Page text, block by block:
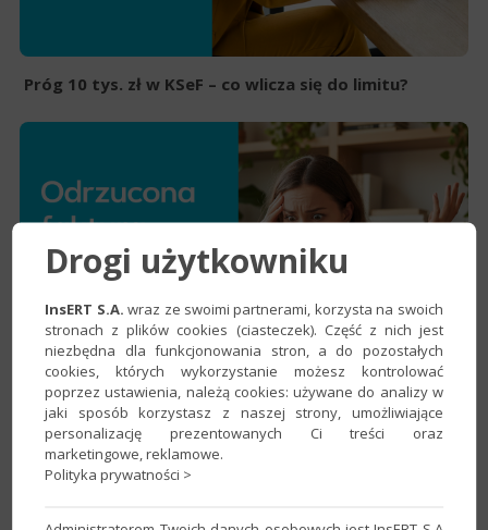
Próg 10 tys. zł w KSeF – co wlicza się do limitu?
Odrzucona faktura w KSeF
Drogi użytkowniku
InsERT S.A. wraz ze swoimi partnerami, korzysta na swoich
stronach z plików cookies (ciasteczek). Część z nich jest
niezbędna dla funkcjonowania stron, a do pozostałych
cookies, których wykorzystanie możesz kontrolować
poprzez ustawienia, należą cookies: używane do analizy w
jaki sposób korzystasz z naszej strony, umożliwiające
personalizację prezentowanych Ci treści oraz
marketingowe, reklamowe.
Polityka prywatności >